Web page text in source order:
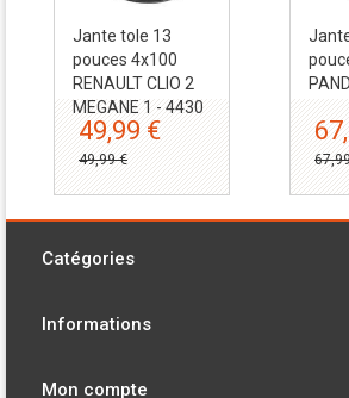
Jante tole 13
pouces 4x100
RENAULT CLIO 2
MEGANE 1 - 4430
49,99 €
49,99 €
Catégories
Informations
Mon compte